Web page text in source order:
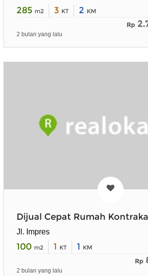
285 m2 3 KT 2 KM
Rp
2 bulan yang lalu
Dijual Cepat Rumah
Jl. Impres
100 m2 1 KT 1 KM
Rp
2 bulan yang lalu